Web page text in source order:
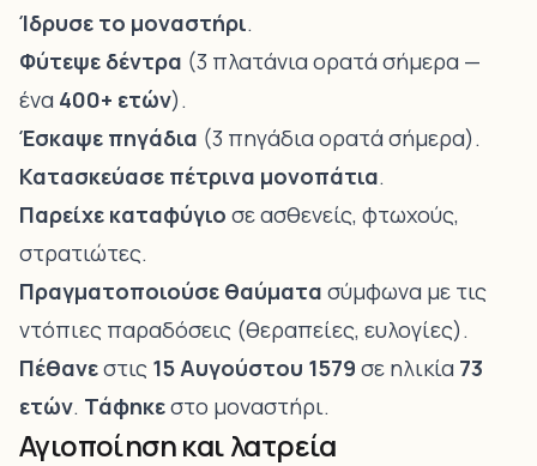
Ίδρυσε το μοναστήρι.
Φύτεψε δέντρα (3 πλατάνια ορατά σήμερα —
ένα 400+ ετών).
Έσκαψε πηγάδια (3 πηγάδια ορατά σήμερα).
Κατασκεύασε πέτρινα μονοπάτια.
Παρείχε καταφύγιο σε ασθενείς, φτωχούς,
στρατιώτες.
Πραγματοποιούσε θαύματα σύμφωνα με τις
ντόπιες παραδόσεις (θεραπείες, ευλογίες).
Πέθανεστις 15 Αυγούστου 1579 σε ηλικία 73
ετών. Τάφηκεστο μοναστήρι.
Αγιοποίηση και λατρεία